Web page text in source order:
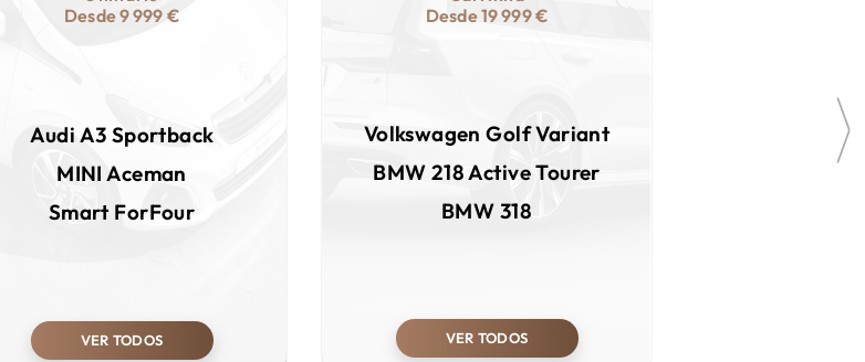
Desde9 999 €
Audi A3 Sportback
MINI Aceman
Smart ForFour
VER TODOS
Desde19 999 €
Volkswagen Golf Variant
BMW 218 Active Tourer
BMW 318
VER TODOS